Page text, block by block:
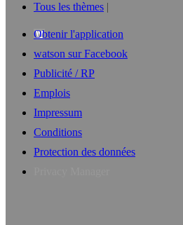
Tous les thèmes
Obtenir l'application
watson sur Facebook
Publicité / RP
Emplois
Impressum
Conditions
Protection des données